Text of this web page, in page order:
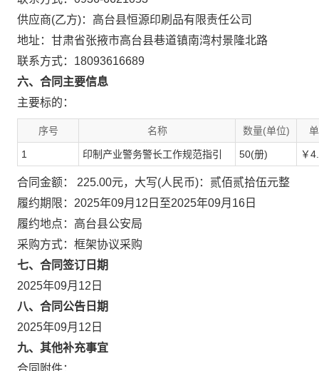
供应商(乙方)：高台县恒源印刷品有限责任公司
地址：甘肃省张掖市高台县巷道镇南湾村景隆北路
联系方式：18093616689
六、合同主要信息
主要标的：
序号 名称 数量(单位)
1 印制产业警务警长工作规范指引 50(册) ￥
合同金额： 225.00元，大写(人民币)：贰佰贰拾伍元整
履约期限：2025年09月12日至2025年09月16日
履约地点：高台县公安局
采购方式：框架协议采购
七、合同签订日期
2025年09月12日
八、合同公告日期
2025年09月12日
九、其他补充事宜
合同附件：